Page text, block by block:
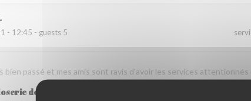
- 12:45 - guests 5
bien passé et mes amis sont ravis d'avoir les services
des Lilas